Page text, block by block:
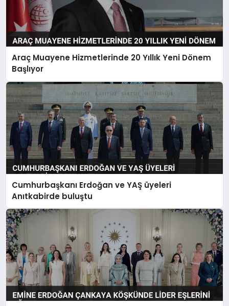
Araç Muayene Hizmetlerinde 20 Yıllık Yeni Dönem
Başlıyor
Cumhurbaşkanı Erdoğan ve YAŞ üyeleri
Anıtkabirde buluştu